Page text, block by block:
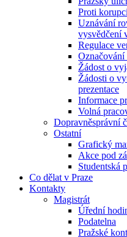
Proti korupci
Uznávání
vysvědčení
Regulace
Označování
Žádost o
Žádosti o
prezentace
Informace
Volná
Dopravněsprávní
Ostatní
Grafický
Akce pod
Studentská
Co dělat v Praze
Kontakty
Magistrát
Úřední
Podatelna
Pražské